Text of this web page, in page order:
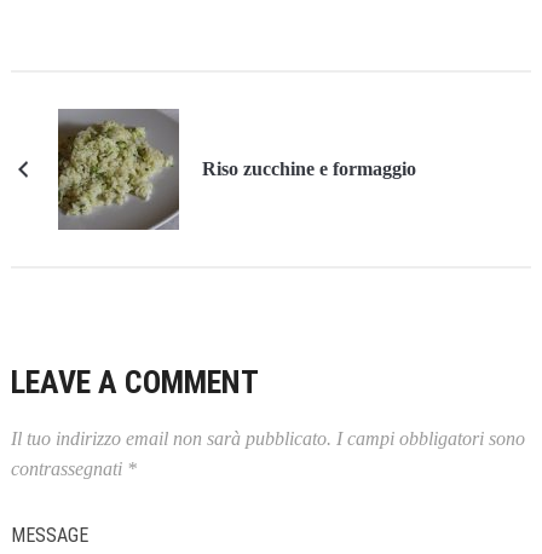
Riso zucchine e formaggio
LEAVE A COMMENT
Il tuo indirizzo email non sarà pubblicato. I campi obbligatori sono
contrassegnati *
MESSAGE